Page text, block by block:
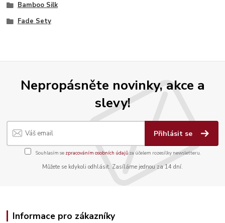
Bamboo Silk
Fade Sety
Nepropásněte novinky, akce a
slevy!
Přihlásit se
Souhlasím se zpracováním osobních údajůza účelem rozesílky newsletteru.
Můžete se kdykoli odhlásit. Zasíláme jednou za 14 dní.
Informace pro zákazníky